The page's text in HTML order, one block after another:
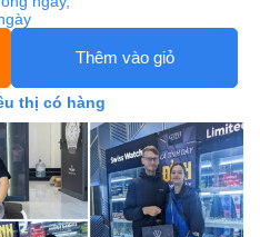
Thêm vào giỏ
thị có hàng